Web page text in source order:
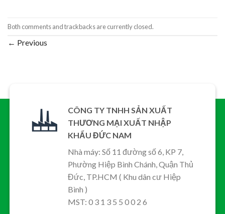
Both comments and trackbacks are currently closed.
← Previous
CÔNG TY TNHH SẢN XUẤT
THƯƠNG MẠI XUẤT NHẬP
KHẨU ĐỨC NAM
Nhà máy: Số 11 đường số 6, KP 7,
Phường Hiệp Bình Chánh, Quận Thủ
Đức, TP.HCM ( Khu dân cư Hiệp
Bình )
MST: 0 3 1 3 5 5 0 0 2 6